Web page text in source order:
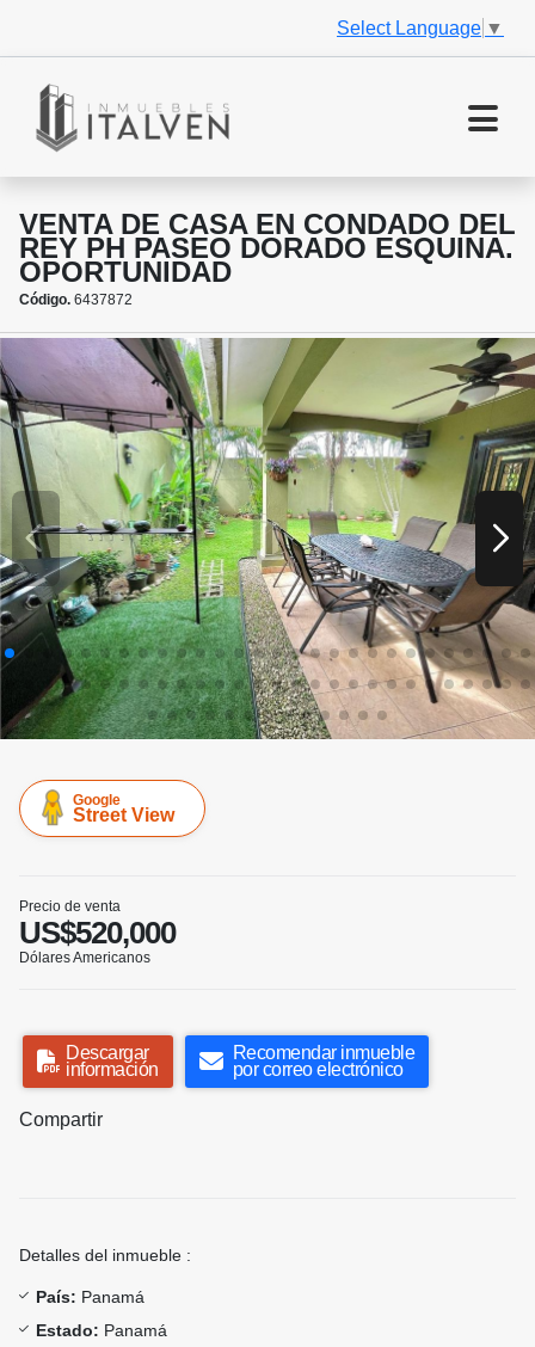
Select Language ▼
VENTA DE CASA EN CONDADO DEL
REY PH PASEO DORADO ESQUINA.
OPORTUNIDAD
Código. 6437872
Google
Street View
Precio de venta
US$520,000
Dólares Americanos
Descargar
información
Recomendar inmueble
por correo electrónico
Compartir
Detalles del inmueble :
País: Panamá
Estado: Panamá